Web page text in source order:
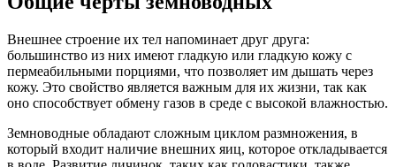
Внешнее строение их тел напоминает друг друга:
большинство из них имеют гладкую или гладкую кожу с
пермеабильными порциями, что позволяет им дышать через
кожу. Это свойство является важным для их жизни, так как
оно способствует обмену газов в среде с высокой влажностью.
Земноводные обладают сложным циклом размножения, в
который входит наличие внешних яиц, которое откладывается